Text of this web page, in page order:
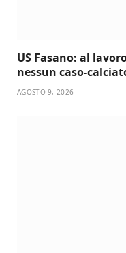
US Fasano: al
nessun caso-
AGOSTO 9, 2026